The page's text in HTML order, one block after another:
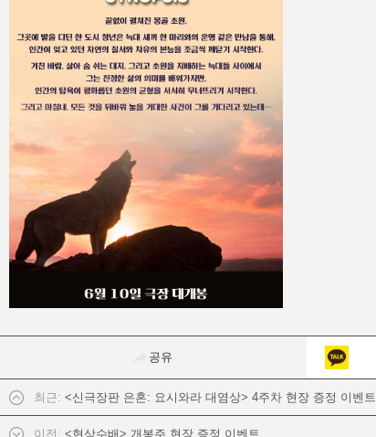
공유
최근: <신극장판 은혼: 요시와라 대염상> 4주차 현장 증정 이벤트
이전: <현상수배> 개봉주 현장 증정 이벤트